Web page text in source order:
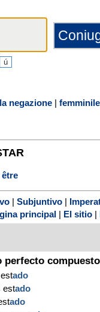
negazione | femminile
être
Subjuntivo
principal
El sitio
perfecto compuesto
ado
estado
ado